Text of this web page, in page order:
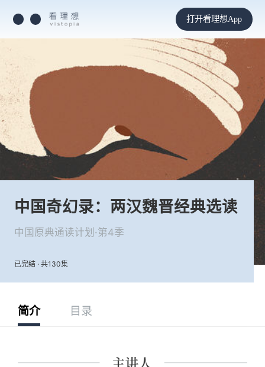
打开看理想App
中国奇幻录：两汉魏晋经典选读
中国原典通读计划·第4季
已完结 · 共130集
简介 目录